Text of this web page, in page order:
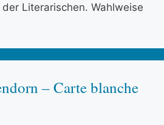
Literarischen. Wahlweise
– Carte blanche